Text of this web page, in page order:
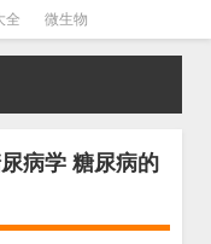
全 微生物
口腔医学 禁戒毒品
病学 糖尿病的